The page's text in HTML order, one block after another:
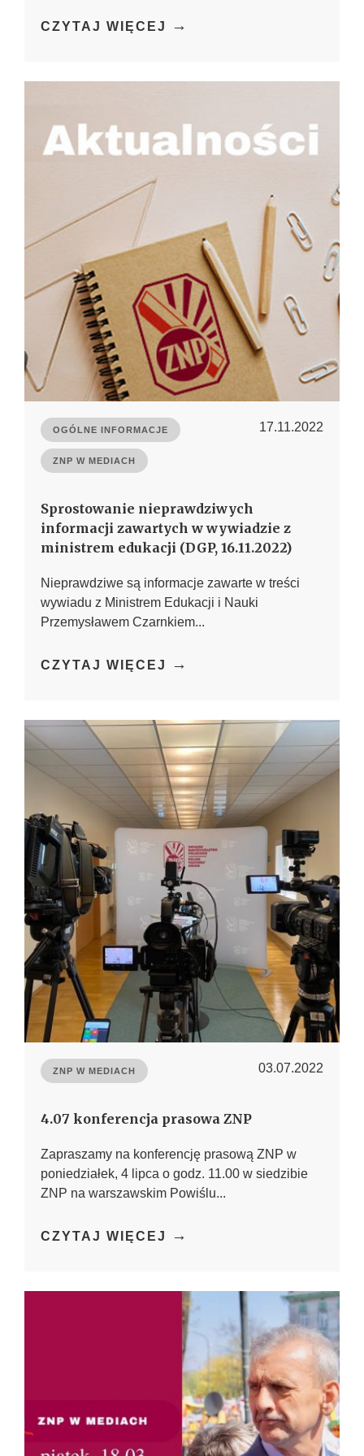
CZYTAJ WIĘCEJ →
OGÓLNE INFORMACJE
ZNP W MEDIACH
17.11.2022
Sprostowanie nieprawdziwych
informacji zawartych w wywiadzie z
ministrem edukacji (DGP, 16.11.2022)
Nieprawdziwe są informacje zawarte w treści
wywiadu z Ministrem Edukacji i Nauki
Przemysławem Czarnkiem...
CZYTAJ WIĘCEJ →
ZNP W MEDIACH 03.07.2022
4.07 konferencja prasowa ZNP
Zapraszamy na konferencję prasową ZNP w
poniedziałek, 4 lipca o godz. 11.00 w siedzibie
ZNP na warszawskim Powiślu...
CZYTAJ WIĘCEJ →